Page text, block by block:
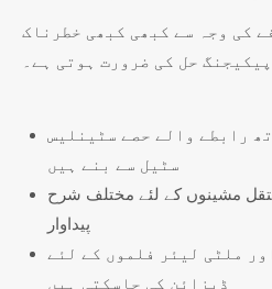
کی وجہ سے کبھی کبھی خطرناک
حل کی ضرورت ہوتی ہے۔
رابطے والے حصے سٹینلیس
سٹیل سے بنے ہیں
مشینوں کے لئے مختلف شرح
پیداوار
ملٹی لیئر فلموں کے لئے
ڈیزائن کی جاسکتی ہیں